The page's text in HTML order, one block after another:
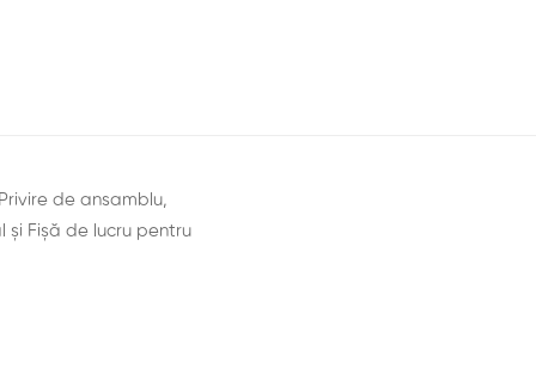
de ansamblu,
şi Fișă de lucru pentru